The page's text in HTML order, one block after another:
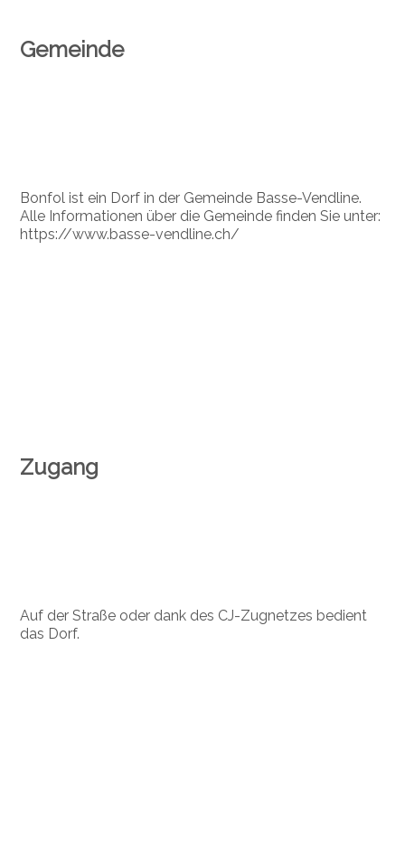
Gemeinde
Bonfol ist ein Dorf in der Gemeinde Basse-Vendline.
Alle Informationen über die Gemeinde finden Sie unter:
https://www.basse-vendline.ch/
Zugang
Auf der Straße oder dank des CJ-Zugnetzes bedient
das Dorf.